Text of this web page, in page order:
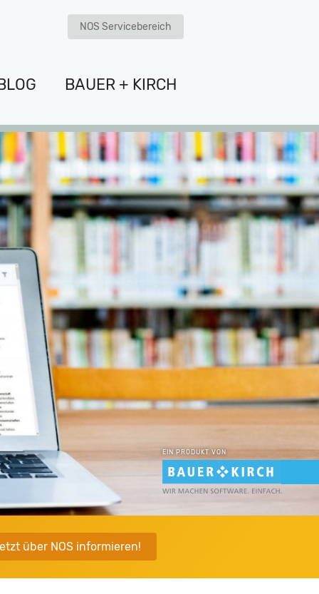
NOS Servicebereich
BAUER + KIRCH
EIN PRODUKT VON
über NOS informieren!